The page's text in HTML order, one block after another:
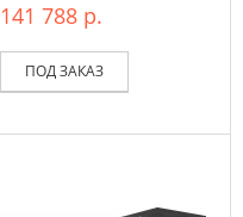
141 788 р.
ПОД ЗАКАЗ